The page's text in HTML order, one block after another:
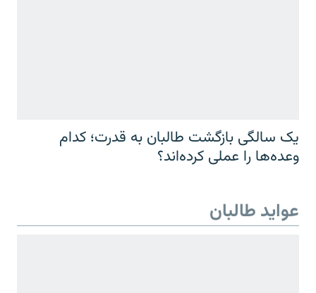
یک سالگی بازگشت طالبان به قدرت؛ کدام
وعده‌ها را عملی کرده‌اند؟
عواید طالبان